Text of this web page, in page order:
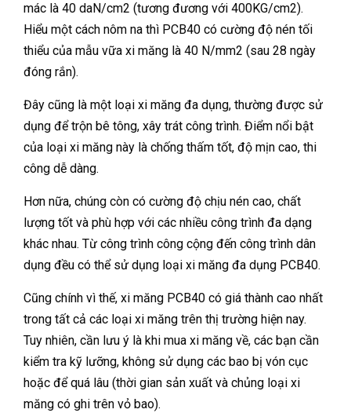
mác là 40 daN/cm2 (tương đương với 400KG/cm2).
Hiểu một cách nôm na thì PCB40 có cường độ nén tối
thiểu của mẫu vữa xi măng là 40 N/mm2 (sau 28 ngày
đóng rắn).
Đây cũng là một loại xi măng đa dụng, thường được sử
dụng để trộn bê tông, xây trát công trình. Điểm nổi bật
của loại xi măng này là chống thấm tốt, độ mịn cao, thi
công dễ dàng.
Hơn nữa, chúng còn có cường độ chịu nén cao, chất
lượng tốt và phù hợp với các nhiều công trình đa dạng
khác nhau. Từ công trình công cộng đến công trình dân
dụng đều có thể sử dụng loại xi măng đa dụng PCB40.
Cũng chính vì thế, xi măng PCB40 có giá thành cao nhất
trong tất cả các loại xi măng trên thị trường hiện nay.
Tuy nhiên, cần lưu ý là khi mua xi măng về, các bạn cần
kiểm tra kỹ lưỡng, không sử dụng các bao bị vón cục
hoặc để quá lâu (thời gian sản xuất và chủng loại xi
măng có ghi trên vỏ bao).